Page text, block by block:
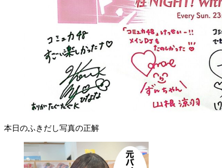
本日のふきだし写真の正解